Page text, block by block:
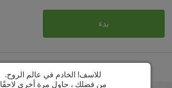
بدء
للاسف! الخادم في عالم الروح.
من فضلك ، حاول مرة أخرى لاحقًا